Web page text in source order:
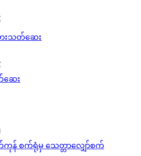
ဓားသတ်ဆေး
ဆေး
ကုန် စက်ရုံမှ သေတ္တာလျှော်စက်